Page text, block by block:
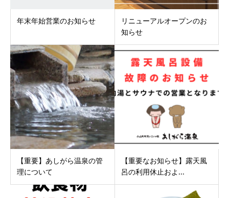
年末年始営業のお知らせ
リニューアルオープンのお
知らせ
【重要】あしがら温泉の管
理について
【重要なお知らせ】露天風
呂の利用休止およ...